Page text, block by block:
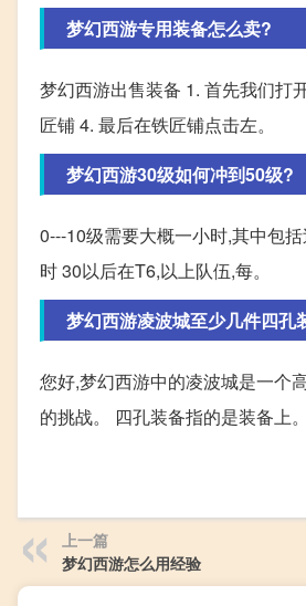
梦幻西游专用装备怎么卖?
梦幻西游出售装备 1. 首先我们打
匠铺 4. 最后在铁匠铺点击左。
梦幻西游30级如何冲到50级?
0---10级需要大概一小时,其中包
时 30以后在T6,以上队伍,每。
梦幻西游凌波城至少几件四孔
您好,梦幻西游中的凌波城是一个
的挑战。 四孔装备指的是装备上。
上一篇
梦幻西游怎么用经验